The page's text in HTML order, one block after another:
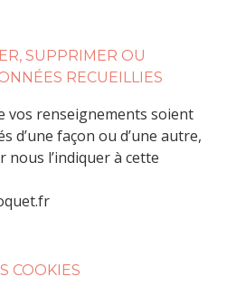
SUPPRIMER OU
RECUEILLIES
vos renseignements soient
d’une façon ou d’une autre,
nous l’indiquer à cette
COOKIES